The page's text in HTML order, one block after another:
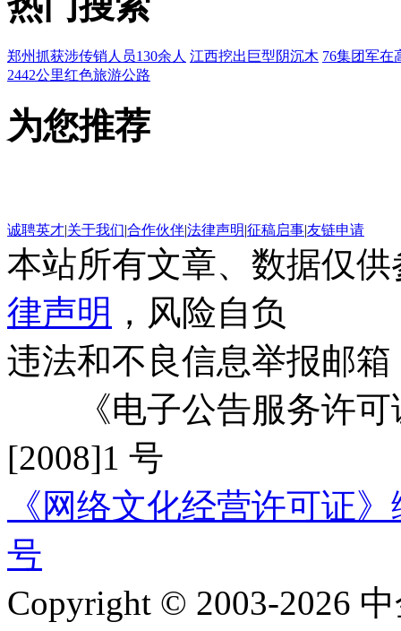
郑州抓获涉传销人员130余人 江西挖出巨型阴沉木 76集团军在
2442公里红色旅游公路
为您推荐
诚聘英才|关于我们|合作伙伴|法律声明|征稿启事|友链申请
本站所有文章、数据仅
律声明 ，风险自负
违法和不良信息举报邮箱
《电子公告服务许可
[2008]1 号
《网络文化经营许可证
号
Copyright © 2003-2026